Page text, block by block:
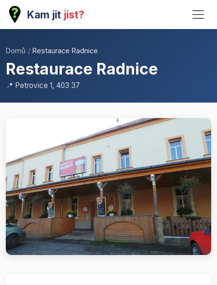
Kam jit jist?
Domů / Restaurace Radnice
Restaurace Radnice
📍 Petrovice 1, 403 37